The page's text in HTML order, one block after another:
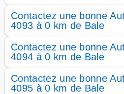
Contactez une bonne
4093 à 0 km de Bale
Contactez une bonne
4094 à 0 km de Bale
Contactez une bonne
4095 à 0 km de Bale